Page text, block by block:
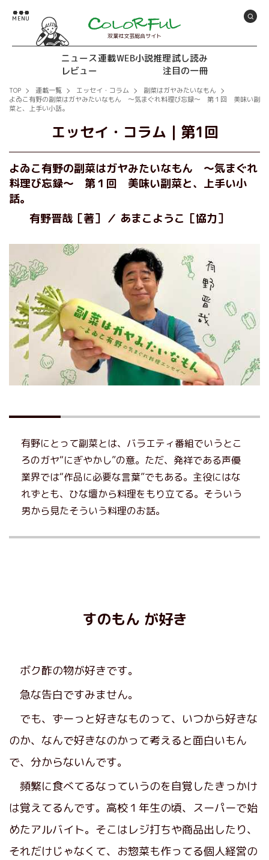
双葉社文芸総合サイト
ニュース連載WEB小説推理試し読み
レビュー
注目の一冊
TOP 連載一覧 エッセイ・コラム
副菜はガヤみたいなもん
よゐこ有野の副菜はガヤみたいなもん ～気まぐれ料理び忘録～ 第１回 美味い副
菜と、上手い小話。
エッセイ・コラム ｜ 第1回
よゐこ有野の副菜はガヤみたいなもん ～気まぐれ
料理び忘録～ 第１回 美味い副菜と、上手い小
話。
有野晋哉［著］
あまこようこ［協力］
有野にとって副菜とは、バラエティ番組でいうとこ
ろのガヤ“にぎやかし”の意。ただ、発祥である声優
業界では“作品に必要な言葉”でもある。主役にはな
れずとも、ひな壇から料理をもり立てる。そういう
男から見たそういう料理のお話。
すのもん が好き
ボク酢の物が好きです。
急な告白ですみません。
でも、ずーっと好きなものって、いつから好きな
のか、なんで好きなのかって考えると面白いもん
で、分からないんです。
頻繁に食べてるなっていうのを自覚したきっかけ
は覚えてるんです。高校１年生の頃、スーパーで始
めたアルバイト。そこはレジ打ちや商品出したり、
それだけじゃなくて、お惣菜も作ってる個人経営の